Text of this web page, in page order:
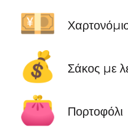
💴
💰 Σάκος με
👛 Πορτοφόλι